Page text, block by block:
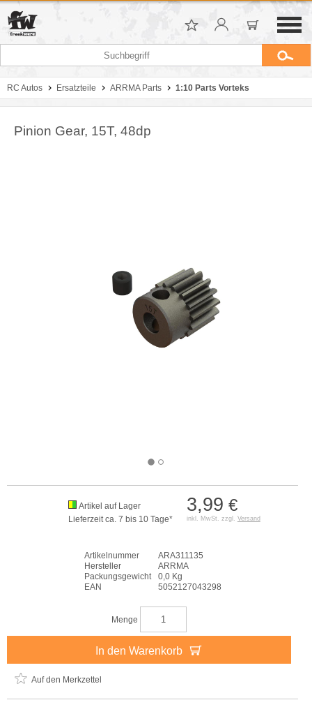
RC Autos Ersatzteile ARRMA Parts 1:10 Parts Vorteks
Pinion Gear, 15T, 48dp
3,99 €
inkl. MwSt. zzgl. Versand
Artikel auf Lager
Lieferzeit ca. 7 bis 10 Tage*
Artikelnummer
ARA311135
Hersteller
ARRMA
Packungsgewicht
0,0 Kg
EAN
5052127043298
Menge
In den Warenkorb
Auf den Merkzettel